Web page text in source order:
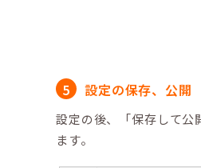
設定の保存、公開
設定の後、「保存して公
ます。